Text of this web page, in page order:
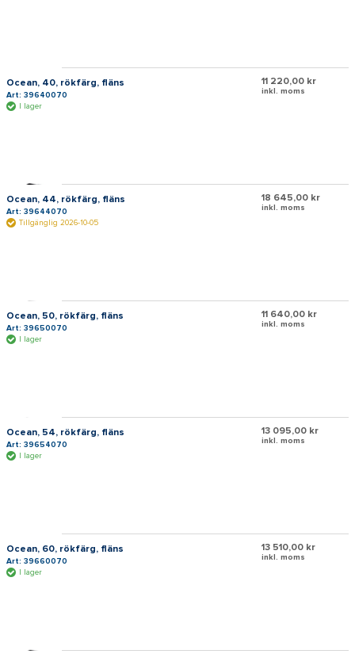
Ocean, 40, rökfärg, fläns
Art: 39640070
I lager
11 220,00 kr
inkl. moms
Ocean, 44, rökfärg, fläns
Art: 39644070
Tillgänglig 2026-10-05
18 645,00 kr
inkl. moms
Ocean, 50, rökfärg, fläns
Art: 39650070
I lager
11 640,00 kr
inkl. moms
Ocean, 54, rökfärg, fläns
Art: 39654070
I lager
13 095,00 kr
inkl. moms
Ocean, 60, rökfärg, fläns
Art: 39660070
I lager
13 510,00 kr
inkl. moms